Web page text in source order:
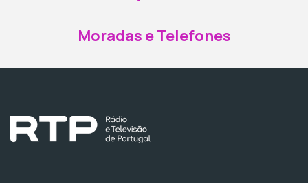
Moradas e Telefones